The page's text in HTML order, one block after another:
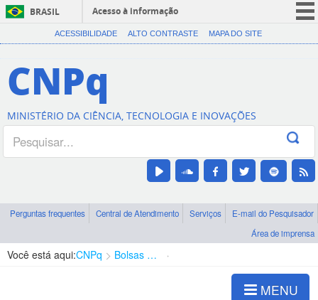
BRASIL
Acesso à informação
CORONAVÍRUS (COVID-19)
Canais
ACESSIBILIDADE ALTO CONTRASTE MAPA DO SITE
CNPq
MINISTÉRIO DA CIÊNCIA, TECNOLOGIA E INOVAÇÕES
Perguntas frequentes Central de Atendimento Serviços
E-mail do Pesquisador
Área de imprensa
Você está aqui:CNPq Bolsas e Auxílios Vigentes
MENU